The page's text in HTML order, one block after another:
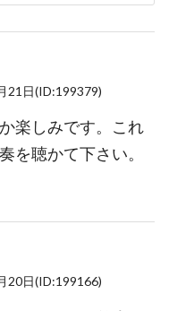
21日(ID:199379)
楽しみです。これ
を聴かて下さい。
20日(ID:199166)